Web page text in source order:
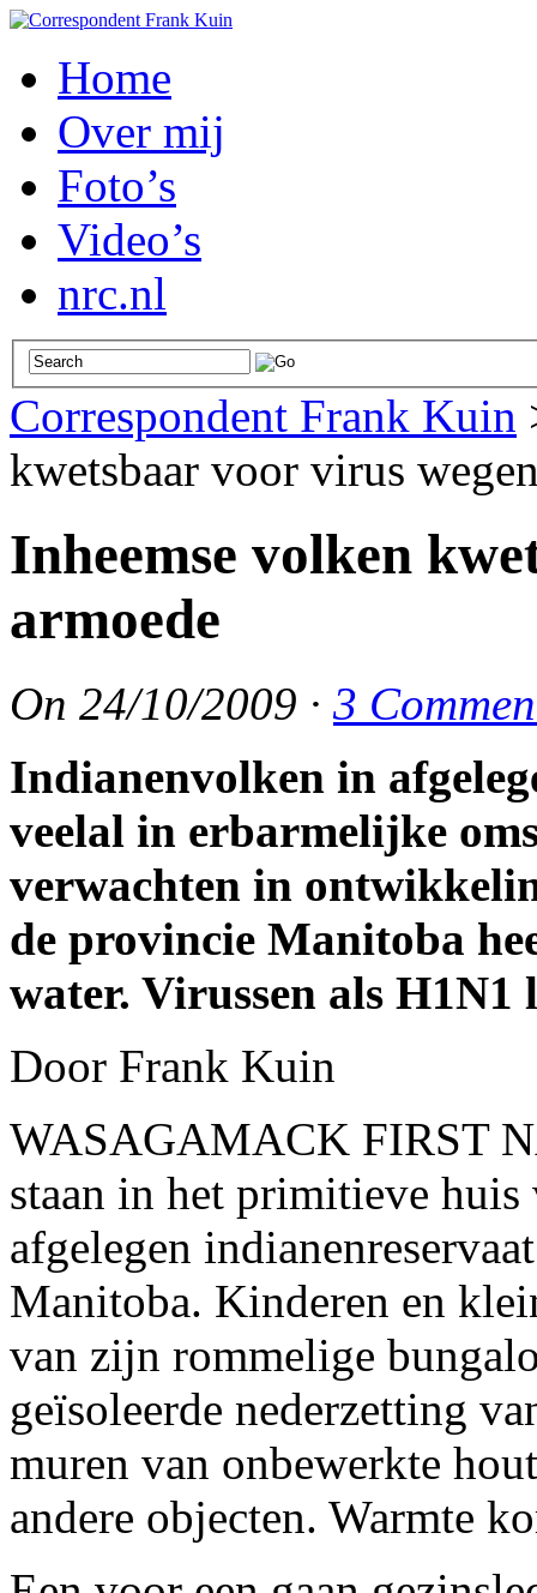
Home
Over mij
Foto’s
Video’s
nrc.nl
Correspondent Frank Kuin
kwetsbaar voor virus
Inheemse volken
armoede
On 24/10/2009 · 3
Indianenvolken in
veelal in erbarmelijke
verwachten in
de provincie Manitoba
water. Virussen als H1N1
Door Frank Kuin
WASAGAMACK FIRST
staan in het primitieve
afgelegen
Manitoba. Kinderen en
van zijn rommelige
geïsoleerde nederzetting
muren van onbewerkte
andere objecten. Warmte